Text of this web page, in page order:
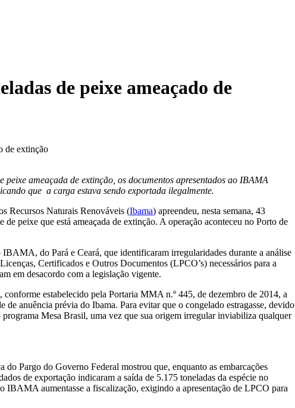
de peixe ameaçado de
peixe ameaçada de extinção, os documentos apresentados ao IBAMA
que a carga estava sendo exportada ilegalmente.
Recursos Naturais Renováveis (Ibama) apreendeu, nesta semana, 43
peixe que está ameaçada de extinção. A operação aconteceu no Porto de
do Pará e Ceará, que identificaram irregularidades durante a análise
Certificados e Outros Documentos (LPCO’s) necessários para a
em desacordo com a legislação vigente.
estabelecido pela Portaria MMA n.º 445, de dezembro de 2014, a
de anuência prévia do Ibama. Para evitar que o congelado estragasse, devido
Mesa Brasil, uma vez que sua origem irregular inviabiliza qualquer
Pargo do Governo Federal mostrou que, enquanto as embarcações
de exportação indicaram a saída de 5.175 toneladas da espécie no
IBAMA aumentasse a fiscalização, exigindo a apresentação de LPCO para